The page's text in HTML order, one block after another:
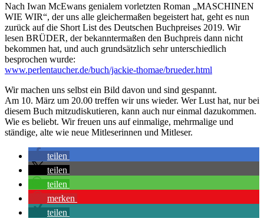
Nach Iwan McEwans genialem vorletzten Roman „MASCHINEN
WIE WIR“, der uns alle gleichermaßen begeistert hat, geht es nun
zurück auf die Short List des Deutschen Buchpreises 2019. Wir
lesen BRÜDER, der bekanntermaßen den Buchpreis dann nicht
bekommen hat, und auch grundsätzlich sehr unterschiedlich
besprochen wurde:
www.perlentaucher.de/buch/jackie-thomae/brueder.html
Wir machen uns selbst ein Bild davon und sind gespannt.
Am 10. März um 20.00 treffen wir uns wieder. Wer Lust hat, nur bei
diesem Buch mitzudiskutieren, kann auch nur einmal dazukommen.
Wie es beliebt. Wir freuen uns auf einmalige, mehrmalige und
ständige, alte wie neue Mitleserinnen und Mitleser.
teilen
teilen
teilen
merken
teilen